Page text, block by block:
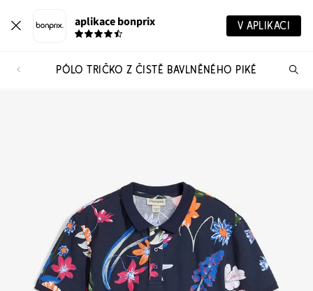
aplikace bonprix V APLIKACI
PÓLO TRIČKO Z ČISTĚ BAVLNĚNÉHO PIKÉ